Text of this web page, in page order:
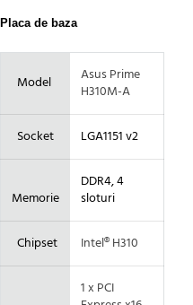
Placa de baza
Model
Asus Prime
H310M-A
Socket LGA1151 v2
Memorie
DDR4, 4
sloturi
Chipset Intel® H310
1 x PCI